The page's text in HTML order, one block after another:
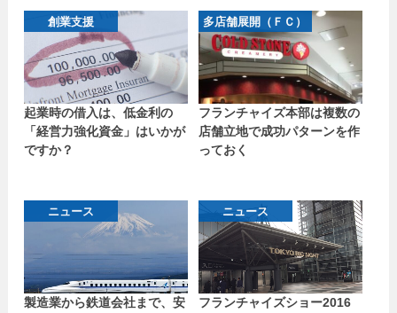
創業支援
起業時の借入は、低金利の
「経営力強化資金」はいかが
ですか？
多店舗展開（ＦＣ）
フランチャイズ本部は複数の
店舗立地で成功パターンを作
っておく
ニュース
製造業から鉄道会社まで、安
ニュース
フランチャイズショー2016